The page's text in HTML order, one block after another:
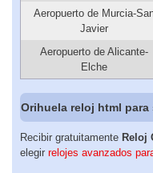
Aeropuerto de Murcia-
Javier
Aeropuerto de Alicante-
Elche
Orihuela reloj html
Recibir gratuitamente Reloj
elegir relojes avanzados